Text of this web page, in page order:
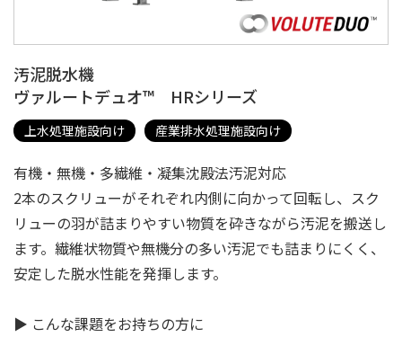
汚泥脱水機
ヴァルートデュオ™ HRシリーズ
上水処理施設向け 産業排水処理施設向け
有機・無機・多繊維・凝集沈殿法汚泥対応
2本のスクリューがそれぞれ内側に向かって回転し、スク
リューの羽が詰まりやすい物質を砕きながら汚泥を搬送し
ます。繊維状物質や無機分の多い汚泥でも詰まりにくく、
安定した脱水性能を発揮します。
▶ こんな課題をお持ちの方に